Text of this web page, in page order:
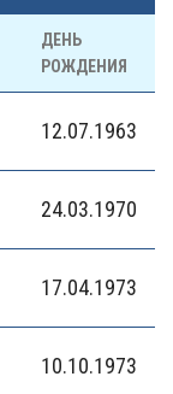
ДЕНЬ
РОЖДЕНИЯ
12.07.1963
24.03.1970
17.04.1973
10.10.1973